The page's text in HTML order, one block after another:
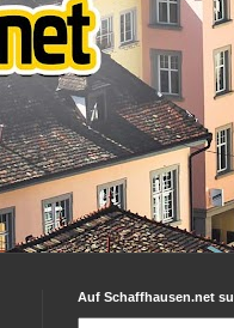
Auf Schaffhausen.net